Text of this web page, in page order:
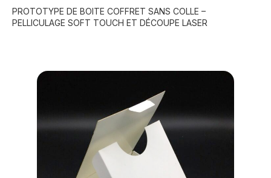
PROTOTYPE DE BOITE COFFRET SANS COLLE –
PELLICULAGE SOFT TOUCH ET DÉCOUPE LASER